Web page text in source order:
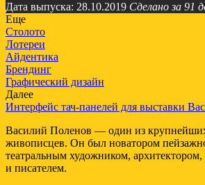
Дата выпуска: 28.10.2019 Сделано за 91
Еще
Столото
Лотереи
Айдентика
Брендинг
Графический дизайн
Далее
Интерфейс тач-панелей для выставки
Василий Поленов — один из
живописцев. Он был новатором
театральным художником,
и писателем.